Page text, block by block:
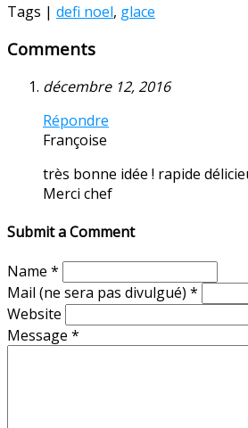
Tags | defi noel, glace
Comments
décembre 12, 2016
Répondre
Françoise
très bonne idée ! rapide
Merci chef
Submit a Comment
Name *
Mail (ne sera pas divulgué) *
Website
Message *